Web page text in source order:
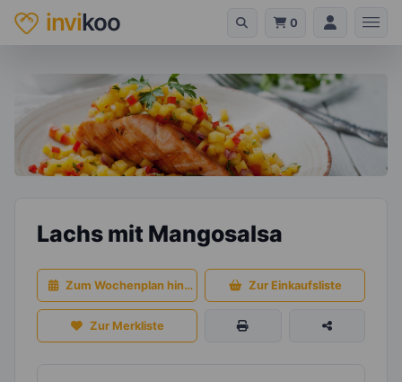
invikoo 0
Lachs mit Mangosalsa
Zum Wochenplan hinzufügen Zur Einkaufsliste
Zur Merkliste